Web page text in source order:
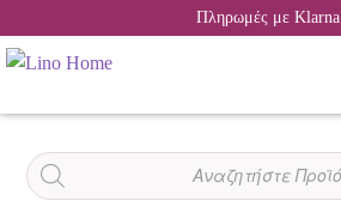
Πληρωμές με Klarna
Αναζήτηση
προϊόντων